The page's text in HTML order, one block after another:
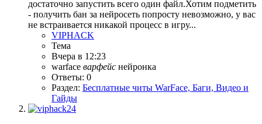
достаточно запустить всего один файл.Хотим подметить
- получить бан за нейросеть попросту невозможно, у вас
не встраивается никакой процесс в игру...
VIPHACK
Тема
Вчера в 12:23
warface варфейс нейронка
Ответы: 0
Раздел: Бесплатные читы WarFace, Баги, Видео и
Гайды